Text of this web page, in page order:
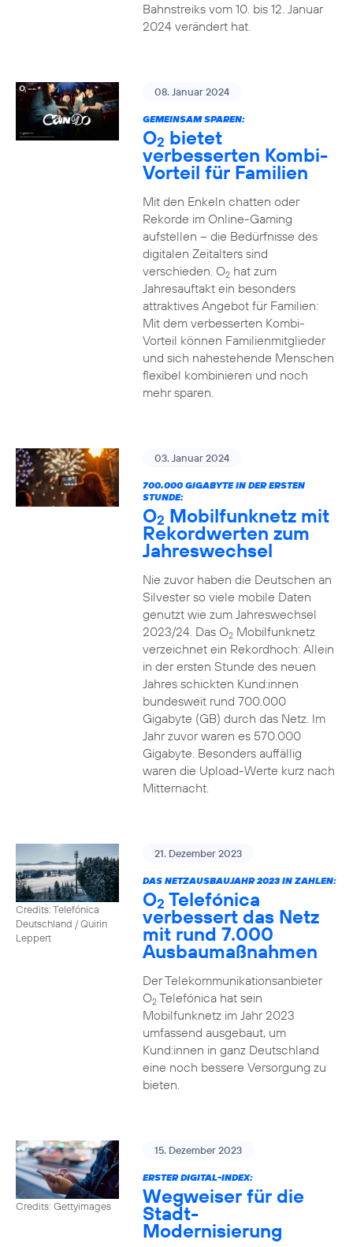
Bahnstreiks vom 10. bis 12. Januar
2024 verändert hat.
08. Januar 2024
GEMEINSAM SPAREN:
O2 bietet
verbesserten Kombi-
Vorteil für Familien
Mit den Enkeln chatten oder
Rekorde im Online-Gaming
aufstellen – die Bedürfnisse des
digitalen Zeitalters sind
verschieden. O2hat zum
Jahresauftakt ein besonders
attraktives Angebot für Familien:
Mit dem verbesserten Kombi-
Vorteil können Familienmitglieder
und sich nahestehende Menschen
flexibel kombinieren und noch
mehr sparen.
03. Januar 2024
700.000 GIGABYTE IN DER ERSTEN
STUNDE:
O2 Mobilfunknetz mit
Rekordwerten zum
Jahreswechsel
Nie zuvor haben die Deutschen an
Silvester so viele mobile Daten
genutzt wie zum Jahreswechsel
2023/24. Das O2Mobilfunknetz
verzeichnet ein Rekordhoch: Allein
in der ersten Stunde des neuen
Jahres schickten Kund:innen
bundesweit rund 700.000
Gigabyte (GB) durch das Netz. Im
Jahr zuvor waren es 570.000
Gigabyte. Besonders auffällig
waren die Upload-Werte kurz nach
Mitternacht.
Credits: Telefónica
Deutschland / Quirin
Leppert
21. Dezember 2023
DAS NETZAUSBAUJAHR 2023 IN ZAHLEN:
O2 Telefónica
verbessert das Netz
mit rund 7.000
Ausbaumaßnahmen
Der Telekommunikationsanbieter
O2Telefónica hat sein
Mobilfunknetz im Jahr 2023
umfassend ausgebaut, um
Kund:innen in ganz Deutschland
eine noch bessere Versorgung zu
bieten.
Credits: Gettyimages
15. Dezember 2023
ERSTER DIGITAL-INDEX:
Wegweiser für die
Stadt-
Modernisierung